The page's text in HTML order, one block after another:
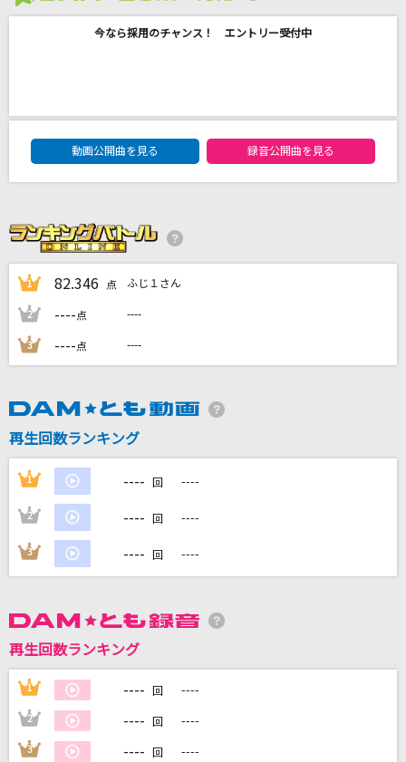
河村隆一
[生音]言えないよ
郷ひろみ
you
今では…今なら…今も…-Mixture style-
DAMの新曲・ランキングなど
DAMに会員登録・ログインして
カラオケをもっと楽しもう！
自宅でカラオケ歌い放題！
今なら採用のチャンス！ エントリー受付中
DAM★ともボーカルエントリーランキング
動画公開曲を見る
録音公開曲を見る
1 82.346 点 ふじ１さん
2 ----点 ----
3 ----点 ----
再生回数ランキング
1 ---- 回 ----
2 ---- 回 ----
3 ---- 回 ----
再生回数ランキング
1 ---- 回 ----
2 ---- 回 ----
3 ---- 回 ----